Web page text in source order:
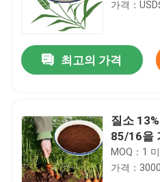
집
가격：
최고의 가격
질소
85/16을
MOQ：1
가격：